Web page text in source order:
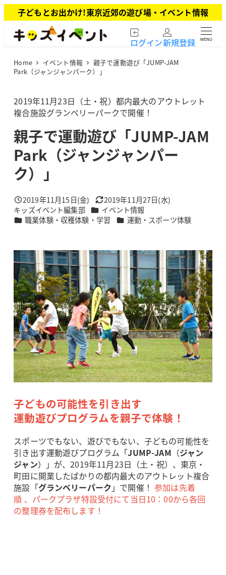
イ
子どもとお出かけ!東京近郊の遊び場・イベント情報
ログイン新規登録 MENU
Home イベント情報
親子で運動遊び「JUMP-JAM
Park（ジャンジャンパーク）」
2019年11月23日（土・祝）都内最大のアウトレット
複合施設グランベリーパークで開催！
親子で運動遊び「JUMP-JAM
Park（ジャンジャンパー
ク）」
投稿日
2019年11月15日(金) 更新日
2019年11月27日(水)
著
者
キッズイベント編集部 カテゴリー
イベント情報
カテゴリー
職業体験・収穫体験・学習 カテゴリー
運動・スポーツ体験
子どもの可能性を引き出す
運動遊びプログラムを親子で体験！
スポーツでもない、遊びでもない、子どもの可能性を
引き出す運動遊びプログラム「JUMP-JAM （ジャン
ジャン）」が、2019年11月23日（土・祝）、東京・
町田に開業したばかりの都内最大のアウトレット複合
施設「グランベリーパーク 」で開催！参加は先着
順 、パークプラザ特設受付にて当日10：00から各回
の整理券を配布します！